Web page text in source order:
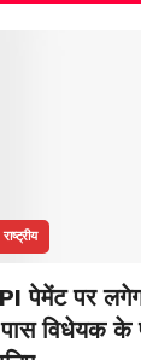
राष्ट्रीय
पेमेंट पर
विधेयक के